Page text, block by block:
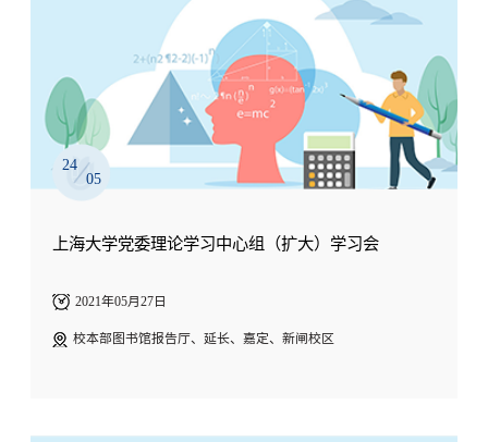
24
05
上海大学党委理论学习中心组（扩大）学习会
2021年05月27日
校本部图书馆报告厅、延长、嘉定、新闸校区